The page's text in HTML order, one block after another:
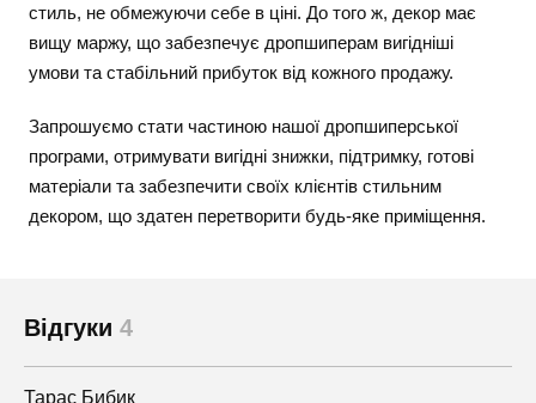
стиль, не обмежуючи себе в ціні. До того ж, декор має
вищу маржу, що забезпечує дропшиперам вигідніші
умови та стабільний прибуток від кожного продажу.
Запрошуємо стати частиною нашої дропшиперської
програми, отримувати вигідні знижки, підтримку, готові
матеріали та забезпечити своїх клієнтів стильним
декором, що здатен перетворити будь-яке приміщення.
Відгуки 4
Тарас Бибик